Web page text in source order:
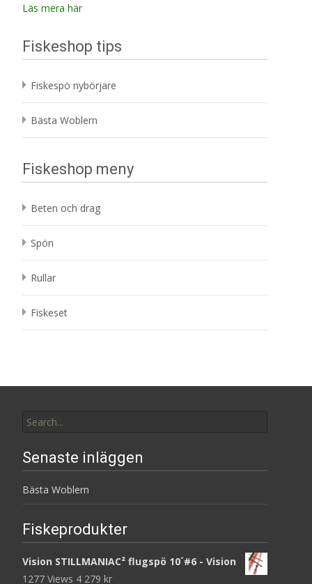
Läs mera här
Fiskeshop tips
Fiskespö nybörjare
Bästa Woblern
Fiskeshop meny
Beten och drag
Spön
Rullar
Fiskeset
for:
Senaste inläggen
Bästa Woblern
Fiskeprodukter
Vision STILLMANIAC² flugspö 10´#6 - Vision
1277 Views 4 279 kr